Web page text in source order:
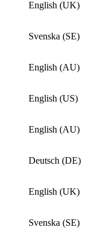
English (UK)
Svenska (SE)
English (AU)
English (US)
English (AU)
Deutsch (DE)
English (UK)
Svenska (SE)